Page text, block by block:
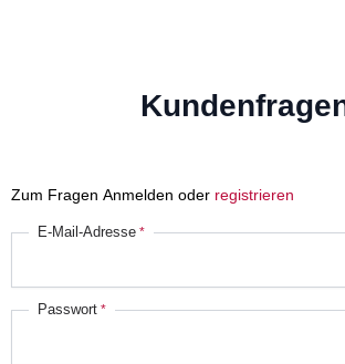
Zum Fragen Anmelden oder registrieren
E-Mail-Adresse
Passwort